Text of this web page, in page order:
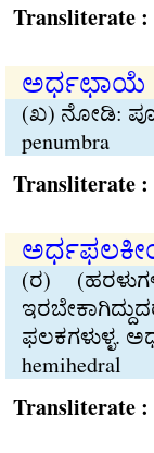
:
ಅರ್ಧಛಾಯೆ
(ಖ) ನೋಡಿ:
penumbra
:
(ರ)
ಫಲಕಗಳುಳ್ಳ.
hemihedral
: